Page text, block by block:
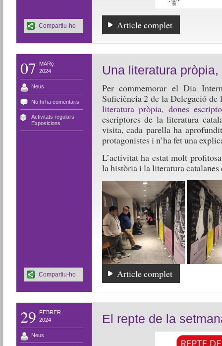
Article complet
Compartiu-ho
07
MARç
2024
Neus
No hi ha comentaris
Activitats regulars
Exposicions
Una literatura
Per commemorar el Dia
Suficiència 2 de la Delegació
literatura pròpia, dones
escriptores de la literatura
visita, cada parella ha
protagonistes i n’ha fet una
L’activitat ha estat molt
la història i la literatura catalanes
Article complet
Compartiu-ho
29
FEBRER
2024
Neus
El repte de la